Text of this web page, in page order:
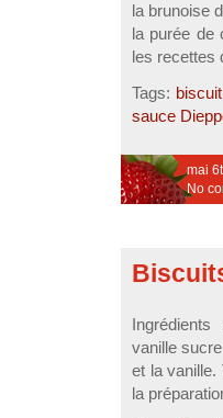
la brunoise
la purée de
les recettes
Tags:
sauce
mai
No
vanille
et la vanille.
la